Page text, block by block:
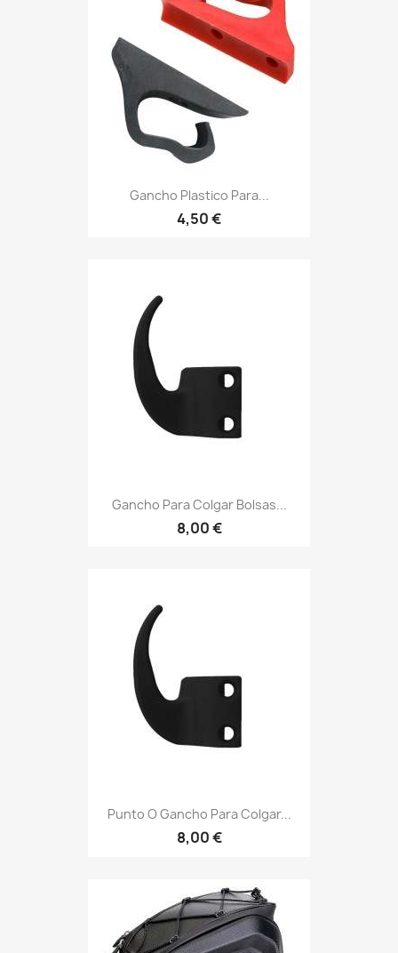
Gancho Plastico Para...
4,50 €
Gancho Para Colgar Bolsas...
8,00 €
Punto O Gancho Para Colgar...
8,00 €